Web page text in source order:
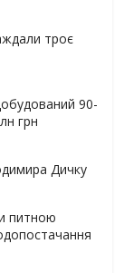
троє
90-
грн
Дичку
питною